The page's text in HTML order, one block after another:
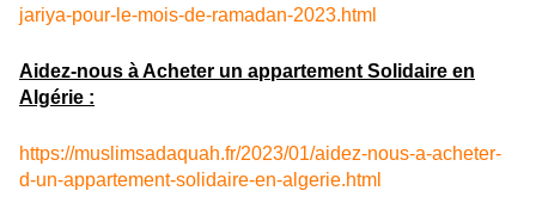
jariya-pour-le-mois-de-ramadan-2023.html
Aidez-nous à Acheter un appartement Solidaire en
Algérie :
https://muslimsadaquah.fr/2023/01/aidez-nous-a-acheter-
d-un-appartement-solidaire-en-algerie.html